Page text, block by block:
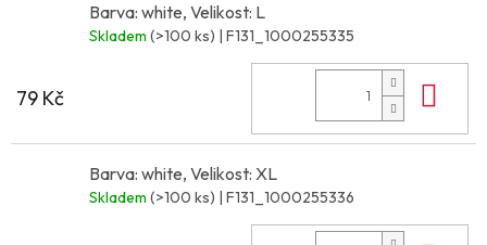
Barva: white, Velikost: L
Skladem (>100 ks) | F131_1000255335
79 Kč
Barva: white, Velikost: XL
Skladem (>100 ks) | F131_1000255336